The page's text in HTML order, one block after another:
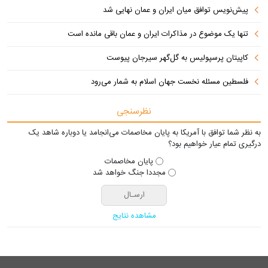
پیش‌نویس توافق میان ایران و عمان نهایی شد
تنها یک موضوع در مذاکرات ایران و عمان باقی مانده است
کاپیتان پرسپولیس به گل‌گهر سیرجان پیوست
فلسطین مسئله نخست جهان اسلام به شمار می‌رود
نظرسنجی
به نظر شما توافق با آمریکا به پایان مخاصمات می‌انجامد یا دوباره شاهد یک
درگیری تمام عیار خواهیم بود؟
پایان مخاصمات
مجددا جنگ خواهد شد
مشاهده نتایج